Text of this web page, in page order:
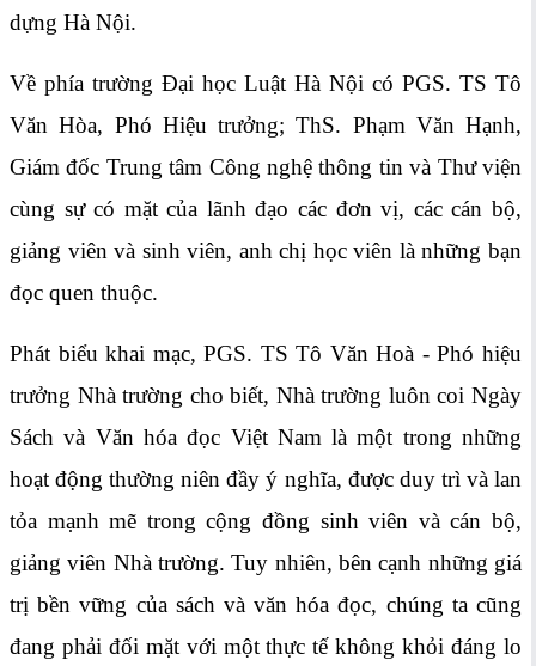
dựng Hà Nội.
Về phía trường Đại học Luật Hà Nội có PGS. TS Tô
Văn Hòa, Phó Hiệu trưởng; ThS. Phạm Văn Hạnh,
Giám đốc Trung tâm Công nghệ thông tin và Thư viện
cùng sự có mặt của lãnh đạo các đơn vị, các cán bộ,
giảng viên và sinh viên, anh chị học viên là những bạn
đọc quen thuộc.
Phát biểu khai mạc, PGS. TS Tô Văn Hoà - Phó hiệu
trưởng Nhà trường cho biết, Nhà trường luôn coi Ngày
Sách và Văn hóa đọc Việt Nam là một trong những
hoạt động thường niên đầy ý nghĩa, được duy trì và lan
tỏa mạnh mẽ trong cộng đồng sinh viên và cán bộ,
giảng viên Nhà trường. Tuy nhiên, bên cạnh những giá
trị bền vững của sách và văn hóa đọc, chúng ta cũng
đang phải đối mặt với một thực tế không khỏi đáng lo